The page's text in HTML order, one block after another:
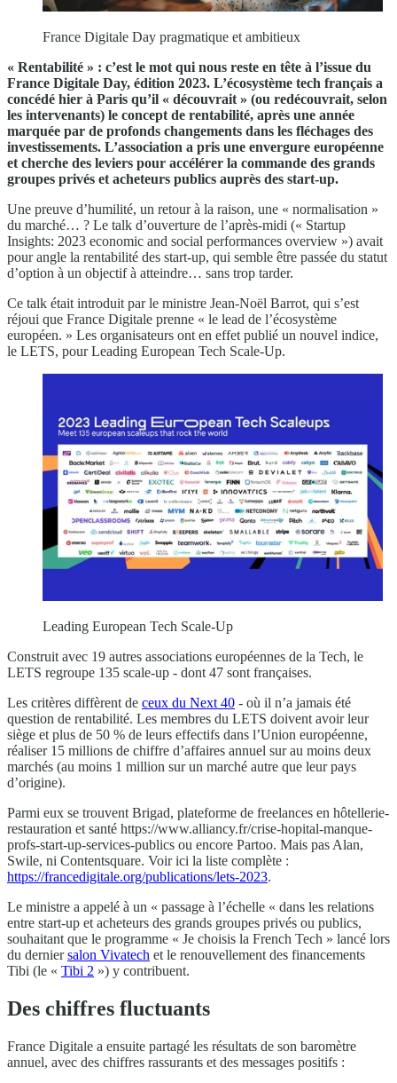
France Digitale Day pragmatique et ambitieux
« Rentabilité » : c’est le mot qui nous reste en tête à l’issue du
France Digitale Day, édition 2023. L’écosystème tech français a
concédé hier à Paris qu’il « découvrait » (ou redécouvrait, selon
les intervenants) le concept de rentabilité, après une année
marquée par de profonds changements dans les fléchages des
investissements. L’association a pris une envergure européenne
et cherche des leviers pour accélérer la commande des grands
groupes privés et acheteurs publics auprès des start-up.
Une preuve d’humilité, un retour à la raison, une « normalisation »
du marché… ? Le talk d’ouverture de l’après-midi (« Startup
Insights: 2023 economic and social performances overview ») avait
pour angle la rentabilité des start-up, qui semble être passée du statut
d’option à un objectif à atteindre… sans trop tarder.
Ce talk était introduit par le ministre Jean-Noël Barrot, qui s’est
réjoui que France Digitale prenne « le lead de l’écosystème
européen. » Les organisateurs ont en effet publié un nouvel indice,
le LETS, pour Leading European Tech Scale-Up.
Leading European Tech Scale-Up
Construit avec 19 autres associations européennes de la Tech, le
LETS regroupe 135 scale-up - dont 47 sont françaises.
Les critères diffèrent de ceux du Next 40 - où il n’a jamais été
question de rentabilité. Les membres du LETS doivent avoir leur
siège et plus de 50 % de leurs effectifs dans l’Union européenne,
réaliser 15 millions de chiffre d’affaires annuel sur au moins deux
marchés (au moins 1 million sur un marché autre que leur pays
d’origine).
Parmi eux se trouvent Brigad, plateforme de freelances en hôtellerie-
restauration et santé https://www.alliancy.fr/crise-hopital-manque-
profs-start-up-services-publics ou encore Partoo. Mais pas Alan,
Swile, ni Contentsquare. Voir ici la liste complète :
https://francedigitale.org/publications/lets-2023.
Le ministre a appelé à un « passage à l’échelle « dans les relations
entre start-up et acheteurs des grands groupes privés ou publics,
souhaitant que le programme « Je choisis la French Tech » lancé lors
du derniersalon Vivatech et le renouvellement des financements
Tibi (le « Tibi 2 ») y contribuent.
Des chiffres fluctuants
France Digitale a ensuite partagé les résultats de son baromètre
annuel, avec des chiffres rassurants et des messages positifs :